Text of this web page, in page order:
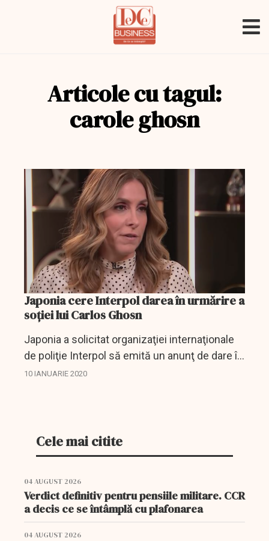
Articole cu tagul:
carole ghosn
Japonia cere Interpol darea în urmărire a
soției lui Carlos Ghosn
Japonia a solicitat organizaţiei internaţionale
de poliţie Interpol să emită un anunţ de dare în
urmărire a Carolei Ghosn, soţia magnatului
10 IANUARIE 2020
Cele mai citite
04 AUGUST 2026
Verdict definitiv pentru pensiile militare. CCR
a decis ce se întâmplă cu plafonarea
04 AUGUST 2026